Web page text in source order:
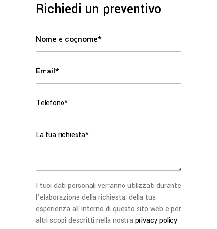
Richiedi un preventivo
I tuoi dati personali verranno utilizzati durante
l'elaborazione della richiesta, della tua
esperienza all'interno di questo sito web e per
altri scopi descritti nella nostraprivacy policy